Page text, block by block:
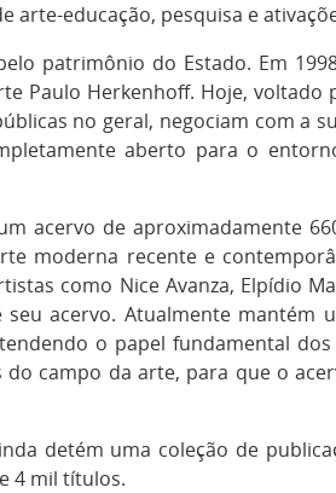
educação, pesquisa e
patrimônio do Estado. Em
Paulo Herkenhoff. Hoje,
no geral, negociam com a
aberto para o
acervo de aproximadamente
moderna recente e
como Nice Avanza, Elpídio
acervo. Atualmente mantém
o papel fundamental
campo da arte, para que o
detém uma coleção de
4 mil títulos.